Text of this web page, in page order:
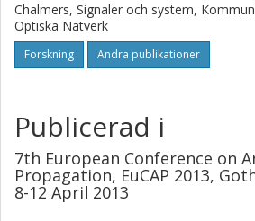
Chalmers, Signaler och system,
Optiska Nätverk
Forskning Andra publikationer
Publicerad i
7th European Conference on
Propagation, EuCAP 2013,
8-12 April 2013